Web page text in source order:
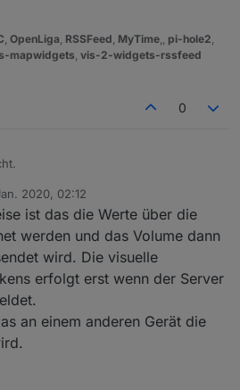
OpenLiga RSSFeed MyTime pi-hole2
mapwidgets vis-2-widgets-rssfeed
0
-v
den Rahmen und Margin auf extra
klappt, in Margin nicht.
manche Eingaben auf Balken
vom Zustand ignoriert oder erst bei
oberer Balken aktiv, klick auf den
Dritter und dann zweiter
2020, 02:12
ist das die Werte über die
werden und das Volume dann
wird. Die visuelle
erfolgt erst wenn der Server
an einem anderen Gerät die